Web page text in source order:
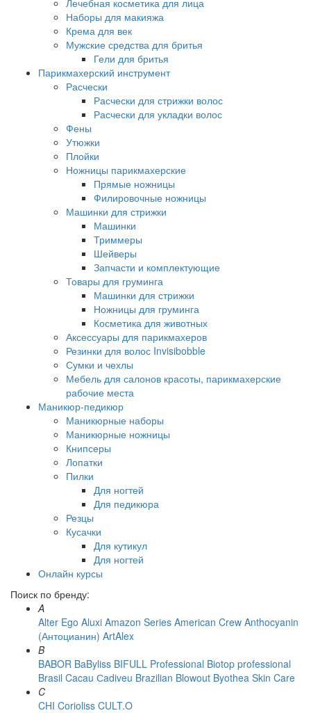
Лечебная косметика для лица
Наборы для макияжа
Крема для век
Мужские средства для бритья
Гели для бритья
Парикмахерский инструмент
Расчески
Расчески для стрижки волос
Расчески для укладки волос
Фены
Утюжки
Плойки
Ножницы парикмахерские
Прямые ножницы
Филировочные ножницы
Машинки для стрижки
Машинки
Триммеры
Шейверы
Запчасти и комплектующие
Товары для груминга
Машинки для стрижки
Ножницы для груминга
Косметика для животных
Аксессуары для парикмахеров
Резинки для волос Invisibobble
Сумки и чехлы
Мебель для салонов красоты, парикмахерские
рабочие места
Маникюр-педикюр
Маникюрные наборы
Маникюрные ножницы
Книпсеры
Лопатки
Пилки
Для ногтей
Для педикюра
Резцы
Кусачки
Для кутикул
Для ногтей
Онлайн курсы
Поиск по бренду:
A
Alter Ego Aluxi Amazon Series American Crew Anthocyanin
(Антоцианин) ArtAlex
B
BABOR BaByliss BIFULL Professional Biotop professional
Brasil Cacau Сadiveu Brazilian Blowout Byothea Skin Care
C
CHI Corioliss CULT.O